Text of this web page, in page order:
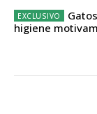
higiene